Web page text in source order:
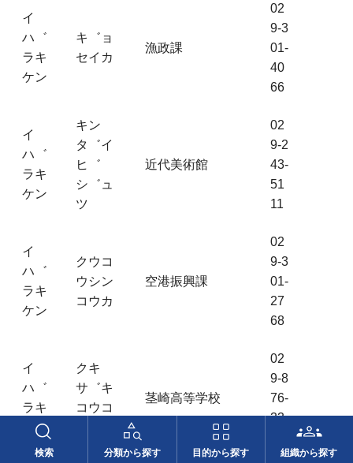
検索 分類から探す 目的から探す 組織から探す
イ
ハ゛
ラキ
ケン
キ゛ョ
セイカ
漁政課
02
9-3
01-
40
66
イ
ハ゛
ラキ
ケン
キン
タ゛イ
ヒ゛
シ゛ュ
ツ
近代美術館
02
9-2
43-
51
11
イ
ハ゛
ラキ
ケン
クウコ
ウシン
コウカ
空港振興課
02
9-3
01-
27
68
イ
ハ゛
ラキ
ケン
クキ
サ゛キ
コウコ
茎崎高等学校
02
9-8
76-
33